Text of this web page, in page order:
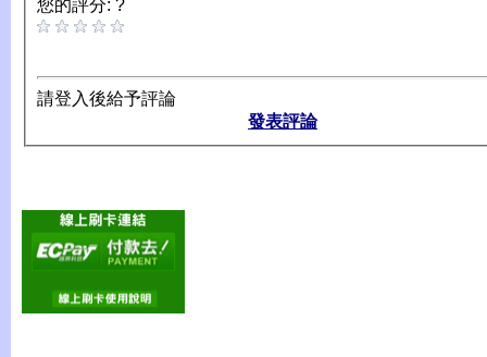
您的評分: ?
請登入後給予評論
發表評論